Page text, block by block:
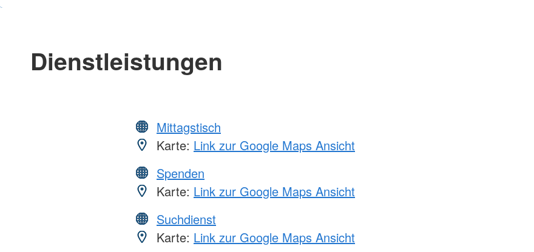
Dienstleistungen
Mittagstisch
Karte: Link zur Google Maps Ansicht
Spenden
Karte: Link zur Google Maps Ansicht
Suchdienst
Karte: Link zur Google Maps Ansicht